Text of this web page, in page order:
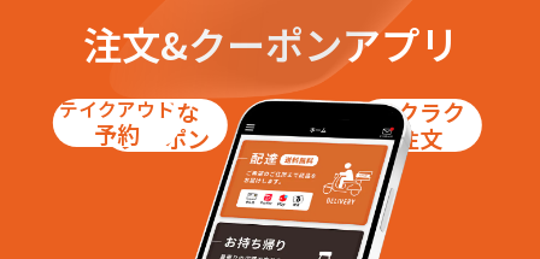
注文&クーポンアプリ
お得な
クーポン
テイクアウト
予約
ラクラク
注文